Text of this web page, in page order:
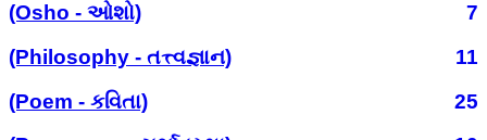
(Osho - ઓશો)
7
(Philosophy - તત્ત્વજ્ઞાન)
11
(Poem - કવિતા)
25